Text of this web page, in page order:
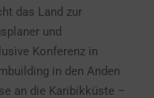
das Land zur
und
Konferenz in
in den Anden
an die Karibikküste –